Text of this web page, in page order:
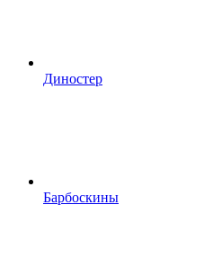
Диностер
Барбоскины